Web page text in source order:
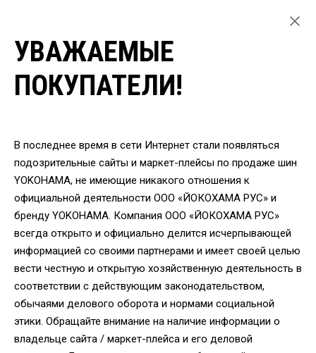
ЗИМНИЕ ШИНЫ YOKOHAMA ДЛЯ ЛЕГКОВЫХ АВТОМОБИЛЕЙ
ВЕРНУТЬСЯ
Шины Yokohama IG65
235/60 R17 106T
УВАЖАЕМЫЕ
ПОКУПАТЕЛИ!
В последнее время в сети Интернет стали появляться
подозрительные сайты и маркет-плейсы по продаже шин
YOKOHAMA, не имеющие никакого отношения к
официальной деятельности ООО «ЙОКОХАМА РУС» и
бренду YOKOHAMA. Компания ООО «ЙОКОХАМА РУС»
всегда открыто и официально делится исчерпывающей
информацией со своими партнерами и имеет своей целью
вести честную и открытую хозяйственную деятельность в
соответствии с действующим законодательством,
обычаями делового оборота и нормами социальной
этики. Обращайте внимание на наличие информации о
владельце сайта / маркет-плейса и его деловой